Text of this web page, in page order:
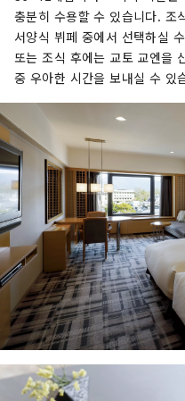
충분히 수용할 수 있습니다. 조
서양식 뷔페 중에서 선택하실
또는 조식 후에는 교토 교엔을
중 우아한 시간을 보내실 수 있